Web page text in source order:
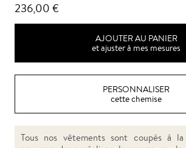
236,00 €
AJOUTER AU PANIER
et ajuster à mes mesures
PERSONNALISER
cette chemise
Tous nos vêtements sont coupés à la